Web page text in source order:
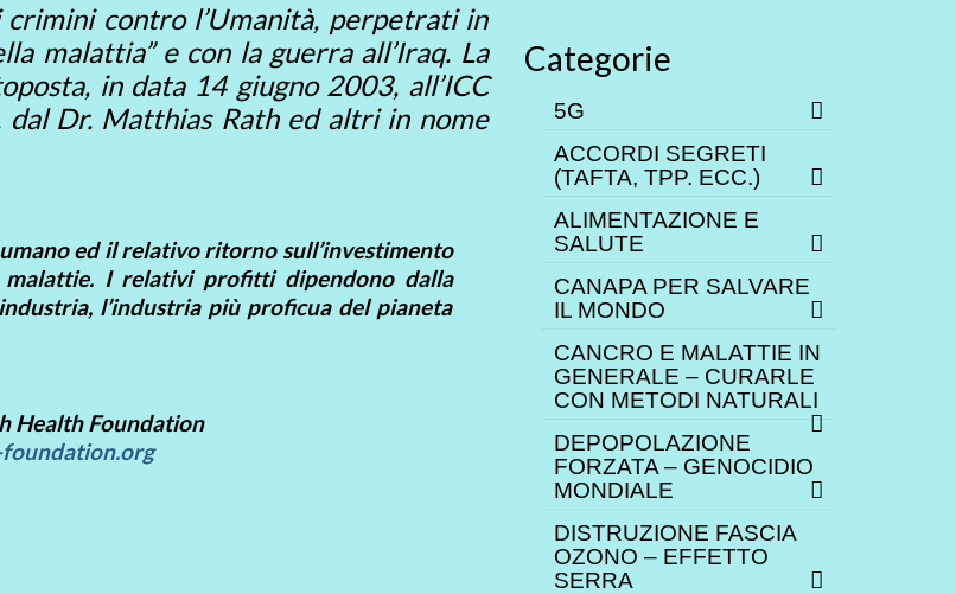
contro l’Umanità, perpetrati in
malattia” e con la guerra all’Iraq. La
in data 14 giugno 2003, all’ICC
dal Dr. Matthias Rath ed altri in nome
ed il relativo ritorno sull’investimento
malattie. I relativi profitti dipendono dalla
l’industria più proficua del pianeta
Health Foundation
Categorie
5G
ACCORDI SEGRETI
(TAFTA, TPP. ECC.)
ALIMENTAZIONE E
SALUTE
CANAPA PER SALVARE
IL MONDO
CANCRO E MALATTIE IN
GENERALE – CURARLE
CON METODI NATURALI
DEPOPOLAZIONE
FORZATA – GENOCIDIO
MONDIALE
DISTRUZIONE FASCIA
OZONO – EFFETTO
SERRA